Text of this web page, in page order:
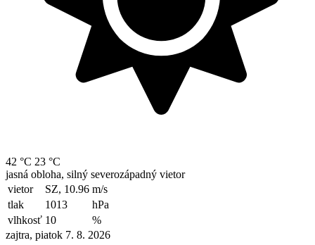
42 °C 23 °C
jasná obloha, silný severozápadný vietor
vietor
SZ, 10.96 m/s
tlak
1013
hPa
vlhkosť 10
%
zajtra, piatok 7. 8. 2026